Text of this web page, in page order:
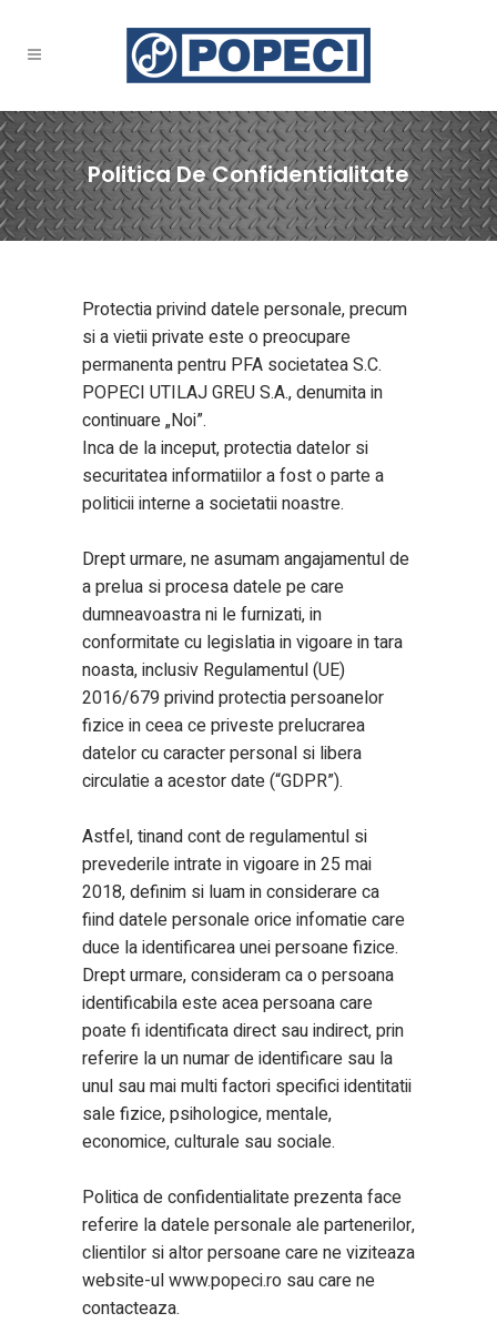
Politica De Confidentialitate
Protectia privind datele personale, precum
si a vietii private este o preocupare
permanenta pentru PFA societatea S.C.
POPECI UTILAJ GREU S.A., denumita in
continuare „Noi”.
Inca de la inceput, protectia datelor si
securitatea informatiilor a fost o parte a
politicii interne a societatii noastre.
Drept urmare, ne asumam angajamentul de
a prelua si procesa datele pe care
dumneavoastra ni le furnizati, in
conformitate cu legislatia in vigoare in tara
noasta, inclusiv Regulamentul (UE)
2016/679 privind protectia persoanelor
fizice in ceea ce priveste prelucrarea
datelor cu caracter personal si libera
circulatie a acestor date (“GDPR”).
Astfel, tinand cont de regulamentul si
prevederile intrate in vigoare in 25 mai
2018, definim si luam in considerare ca
fiind datele personale orice infomatie care
duce la identificarea unei persoane fizice.
Drept urmare, consideram ca o persoana
identificabila este acea persoana care
poate fi identificata direct sau indirect, prin
referire la un numar de identificare sau la
unul sau mai multi factori specifici identitatii
sale fizice, psihologice, mentale,
economice, culturale sau sociale.
Politica de confidentialitate prezenta face
referire la datele personale ale partenerilor,
clientilor si altor persoane care ne viziteaza
website-ulwww.popeci.ro sau care ne
contacteaza.